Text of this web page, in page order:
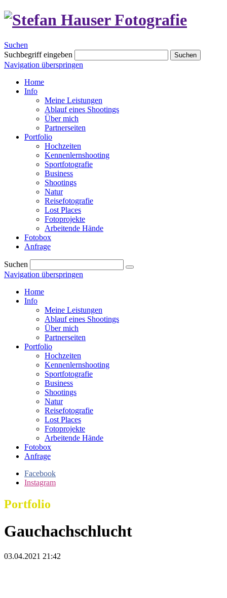
Suchen
Suchbegriff eingeben
Suchen
Navigation überspringen
Home
Info
Meine Leistungen
Ablauf eines Shootings
Über mich
Partnerseiten
Portfolio
Hochzeiten
Kennenlernshooting
Sportfotografie
Business
Shootings
Natur
Reisefotografie
Lost Places
Fotoprojekte
Arbeitende Hände
Fotobox
Anfrage
Suchen
Navigation überspringen
Home
Info
Meine Leistungen
Ablauf eines Shootings
Über mich
Partnerseiten
Portfolio
Hochzeiten
Kennenlernshooting
Sportfotografie
Business
Shootings
Natur
Reisefotografie
Lost Places
Fotoprojekte
Arbeitende Hände
Fotobox
Anfrage
Facebook
Instagram
Portfolio
Gauchachschlucht
03.04.2021 21:42